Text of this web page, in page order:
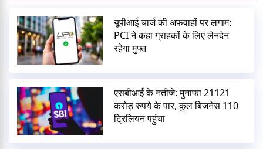
यूपीआई चार्ज की अफवाहों पर लगाम:
PCI ने कहा ग्राहकों के लिए लेनदेन
रहेगा मुफ्त
एसबीआई के नतीजे: मुनाफा 21121
करोड़ रुपये के पार, कुल बिजनेस 110
ट्रिलियन पहुंचा